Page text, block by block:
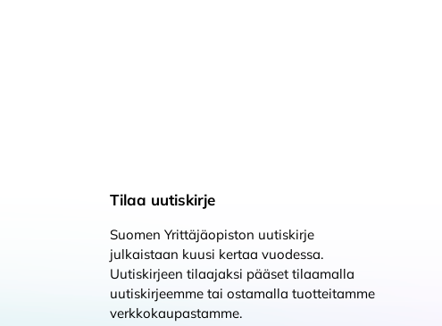
Tilaa uutiskirje
Suomen Yrittäjäopiston uutiskirje
julkaistaan kuusi kertaa vuodessa.
Uutiskirjeen tilaajaksi pääset tilaamalla
uutiskirjeemme tai ostamalla tuotteitamme
verkkokaupastamme.